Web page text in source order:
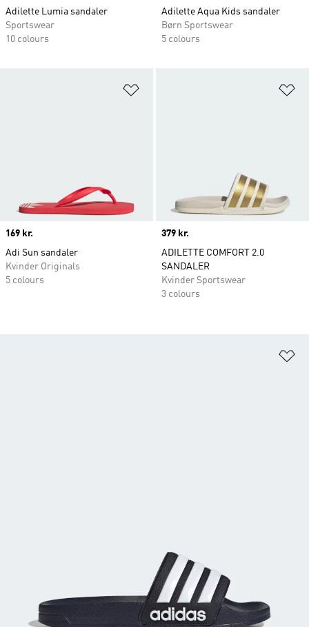
Adilette Lumia sandaler
Sportswear
10 colours
Adilette Aqua Kids sandaler
Børn Sportswear
5 colours
Price
169 kr.
Adi Sun sandaler
Kvinder Originals
5 colours
Price
379 kr.
ADILETTE COMFORT 2.0
SANDALER
Kvinder Sportswear
3 colours